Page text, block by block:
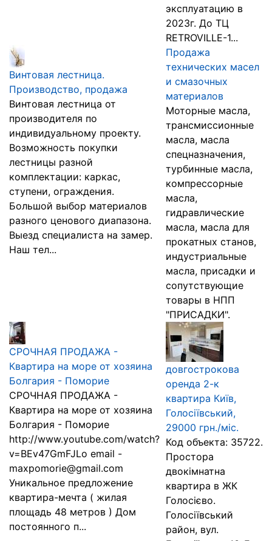
эксплуатацию в
2023г. До ТЦ
RETROVILLE-1...
Винтовая лестница.
Производство, продажа
Винтовая лестница от
производителя по
индивидуальному проекту.
Возможность покупки
лестницы разной
комплектации: каркас,
ступени, ограждения.
Большой выбор материалов
разного ценового диапазона.
Выезд специалиста на замер.
Наш тел...
Продажа
технических масел
и смазочных
материалов
Моторные масла,
трансмиссионные
масла, масла
спецназначения,
турбинные масла,
компрессорные
масла,
гидравлические
масла, масла для
прокатных станов,
индустриальные
масла, присадки и
сопутствующие
товары в НПП
"ПРИСАДКИ".
СРОЧНАЯ ПРОДАЖА -
Квартира на море от хозяина
Болгария - Поморие
СРОЧНАЯ ПРОДАЖА -
Квартира на море от хозяина
Болгария - Поморие
http://www.youtube.com/watch?
v=BEv47GmFJLo email -
maxpomorie@gmail.com
Уникальное предложение
квартира-мечта ( жилая
площадь 48 метров ) Дом
постоянного п...
довгострокова
оренда 2-к
квартира Київ,
Голосіївський,
29000 грн./міс.
Код объекта: 35722.
Простора
двокімнатна
квартира в ЖК
Голосієво.
Голосіївський
район, вул.